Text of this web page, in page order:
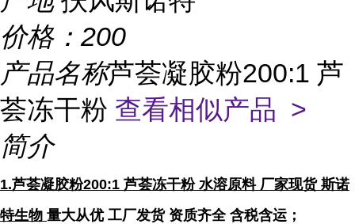
价格： 200
产品名称芦荟凝胶粉200:1 芦
荟冻干粉 查看相似产品 >
简介
1.芦荟凝胶粉200:1 芦荟冻干粉 水溶原料 厂家现货 斯诺
特生物 量大从优 工厂发货 资质齐全含税含运 ；